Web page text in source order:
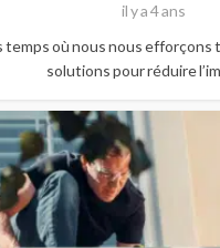
il y a 4 ans
temps où nous nous efforçons
solutions pour réduire